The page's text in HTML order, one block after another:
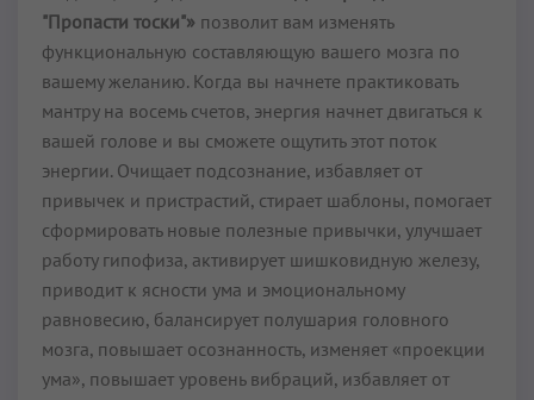
"Пропасти тоски"» позволит вам изменять
функциональную составляющую вашего мозга по
вашему желанию. Когда вы начнете практиковать
мантру на восемь счетов, энергия начнет двигаться к
вашей голове и вы сможете ощутить этот поток
энергии. Очищает подсознание, избавляет от
привычек и пристрастий, стирает шаблоны, помогает
сформировать новые полезные привычки, улучшает
работу гипофиза, активирует шишковидную железу,
приводит к ясности ума и эмоциональному
равновесию, балансирует полушария головного
мозга, повышает осознанность, изменяет «проекции
ума», повышает уровень вибраций, избавляет от